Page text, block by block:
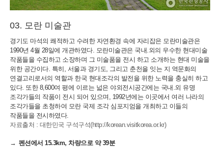
모란 미술관
경기도 마석의 쾌적하고 수려한 자연환경 속에 자리잡은 모란미술관은
1990년 4월 28일에 개관하였다. 모란미술관은 국내.외의 우수한 현대미술
작품들을 수집하고 소장하며 그 미술품을 전시 하고 소개하는 현대 미술을
위한 공간이다. 특히, 서울과 경기도, 그리고 춘천을 잇는 지 역문화의
연결고리로서의 역할과 한국 현대조각의 발전을 위한 노력을 충실히 하고
있다. 또한 8,600여 평에 이르는 넓은 야외전시공간에는 국내.외 유명
조각가들의 작품이 전시 되어 있으며, 1992년에는 이곳에서 여러 나라의
조각가들을 초청하여 모란 국제 조각 심포지엄을 개최하고 이들의
작품들을 전시하였다.
자료출처 : 대한민국 구석구석(http://korean.visitkorea.or.kr)
펜션에서 15.3km, 차량으로 약 39분